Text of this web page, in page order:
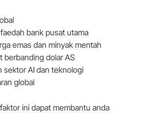
bank pusat utama
emas dan minyak mentah
berbanding dolar AS
sektor AI dan teknologi
global
ini dapat membantu anda